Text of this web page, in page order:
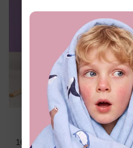
Wonder Woman